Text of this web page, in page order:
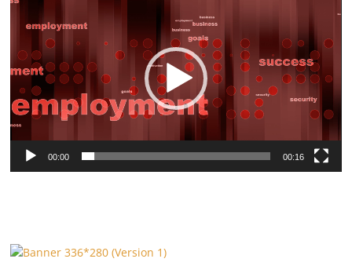
Player
00:00 00:16